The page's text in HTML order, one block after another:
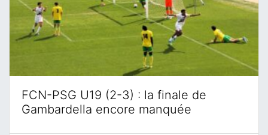
FCN-PSG U19 (2-3) : la finale de
Gambardella encore manquée